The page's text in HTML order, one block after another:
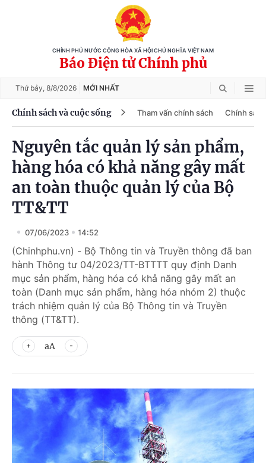
CHÍNH PHỦ NƯỚC CỘNG HÒA XÃ HỘI CHỦ NGHĨA VIỆT NAM
Báo Điện tử Chính phủ
Thứ bảy, 8/8/2026 MỚI NHẤT
Chính sách và cuộc sống Tham vấn chính sách Chính
Nguyên tắc quản lý sản phẩm,
hàng hóa có khả năng gây mất
an toàn thuộc quản lý của Bộ
TT&TT
07/06/2023 14:52
(Chinhphu.vn) - Bộ Thông tin và Truyền thông đã ban
hành Thông tư 04/2023/TT-BTTTT quy định Danh
mục sản phẩm, hàng hóa có khả năng gây mất an
toàn (Danh mục sản phẩm, hàng hóa nhóm 2) thuộc
trách nhiệm quản lý của Bộ Thông tin và Truyền
thông (TT&TT).
aA